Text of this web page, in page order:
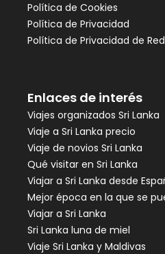
Política de Cookies
Política de Privacidad
Política de Privacidad de
Enlaces de interés
Viajes organizados Sri Lanka
Viaje a Sri Lanka precio
Viaje de novios Sri Lanka
Qué visitar en Sri Lanka
Viajar a Sri Lanka desde
Mejor época en la que se
Viajar a Sri Lanka
Sri Lanka luna de miel
Viaje Sri Lanka y Maldivas